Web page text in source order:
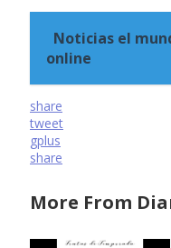
Noticias el
online
share
tweet
gplus
share
More From